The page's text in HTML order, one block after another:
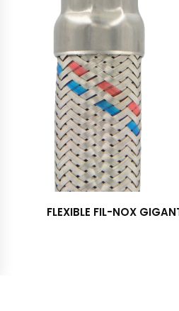
FLEXIBLE FIL-NOX